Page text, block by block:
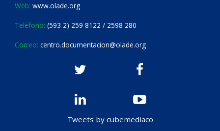
Web: www.olade.org
Teléfono: (593 2) 259 8122 / 2598 280
Correo: centro.documentacion@olade.org
Tweets by cubemediaco